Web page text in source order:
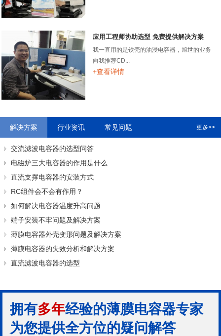
应用工程师协助选型 免费提供解决方案
我一直用的是铁壳的油浸电容器，旭世的业务
向我推荐CD...
+查看详情
解决方案 行业资讯 常见问题 更多>>
交流滤波电容器的选型问答
电磁炉三大电容器的作用是什么
直流支撑电容器的安装方式
RC组件会不会有作用？
如何解决电容器温度升高问题
端子安装不牢问题及解决方案
薄膜电容器外壳变形问题及解决方案
薄膜电容器的失效分析和解决方案
直流滤波电容器的选型
拥有多年经验的薄膜电容器专家
为您提供全方位的疑问解答